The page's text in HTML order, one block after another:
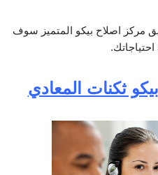
مركز اصلاح بيكو المتميز سوف
ثكنات المعادي